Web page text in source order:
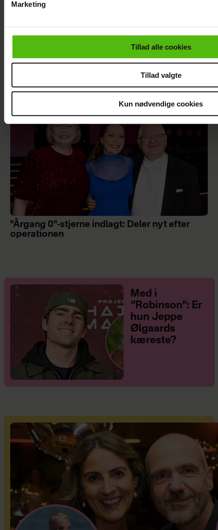
cookiepolitik.
Marketing
Tillad alle cookies
Tillad valgte
Kun nødvendige cookies
Szhirley fortæller om skelsættende
"Årgang 0"-stjerne indlagt: Deler nyt efter
operationen
Med i
“Robinson”: Er
hun Jeppe
Ølgaards
kæreste?